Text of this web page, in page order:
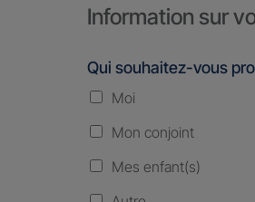
Information sur
Qui souhaitez-vous
Moi
Mon conjoint
Mes enfant(s)